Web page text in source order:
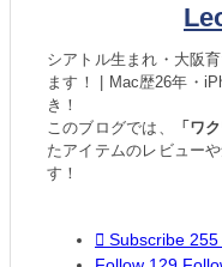
シアトル生まれ・大阪
ます！ | Mac歴26年・
き！
このブログでは、
「ワ
たアイテムのレビュー
す！
Subscribe 255